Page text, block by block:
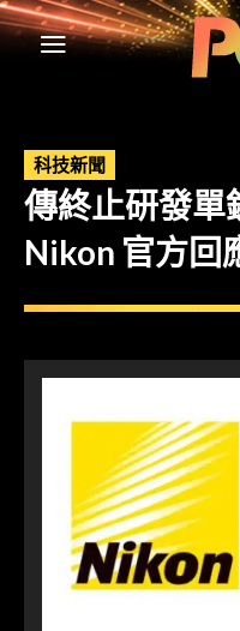
科技新聞
傳終止研發
Nikon 官方回